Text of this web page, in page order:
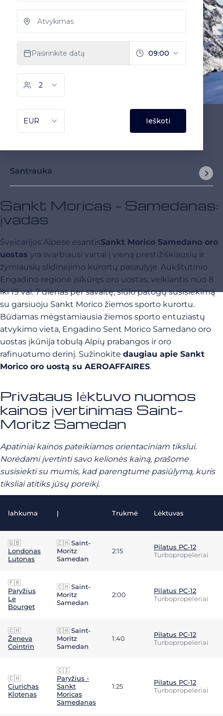
Santrauka
Sankt Moricas - Samedanas:
įvadas
Šveicarijos Alpėse esantisSankt Morico Samedano oro
uostas yra svarbiausi vartai į vieną prestižiškiausių ir
žymiausių slidinėjimo kurortų pasaulyje. Aukštutinio
Engadino regione įsikūręs oro uostas, veikiantis nuo 8
iki 19 val. 7 dienas per savaitę, siūlo patogų susisiekimą
su garsiuoju Sankt Morico žiemos sporto kurortu.
Būdamas mėgstamiausia žiemos sporto entuziastų
atvykimo vieta, Engadino Sent Morico Samedano oro
uostas įkūnija tobulą Alpių prabangos ir oro
rafinuotumo derinį. Sužinokite daugiau apie Sankt
Morico oro uostą su AEROAFFAIRES.
Privataus lėktuvo nuomos
kainos įvertinimas Saint-
Moritz Samedan
Apatiniai kainos pateikiamos orientaciniam tikslui.
Norėdami įvertinti savo kelionės kainą, prašome
susisiekti su mumis, kad parengtume pasiūlymą, kuris
tiksliai atitiks jūsų poreikį.
lahkuma Į Trukmė Lėktuvas
🇬🇧
Londonas
Lutonas
🇨🇭Saint-
Moritz
Samedan
2:15
Pilatus PC-12
Turbopropeleriai
🇫🇷
Paryžius
Le
Bourget
🇨🇭Saint-
Moritz
Samedan
2:00
Pilatus PC-12
Turbopropeleriai
🇨🇭
Ženeva
Cointrin
🇨🇭Saint-
Moritz
Samedan
1:40
Pilatus PC-12
Turbopropeleriai
🇨🇭
Ciurichas
Klotenas
🇨🇮
Paryžius -
Sankt
Moricas
Samedanas
1:25
Pilatus PC-12
Turbopropeleriai